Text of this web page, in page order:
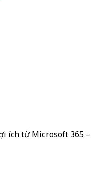
từ Microsoft 365